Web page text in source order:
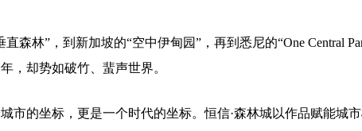
森林”，到新加坡的“空中伊甸园”，再到悉尼的“One Central
，却势如破竹、蜚声世界。
市的坐标，更是一个时代的坐标。恒信·森林城以作品赋能城市